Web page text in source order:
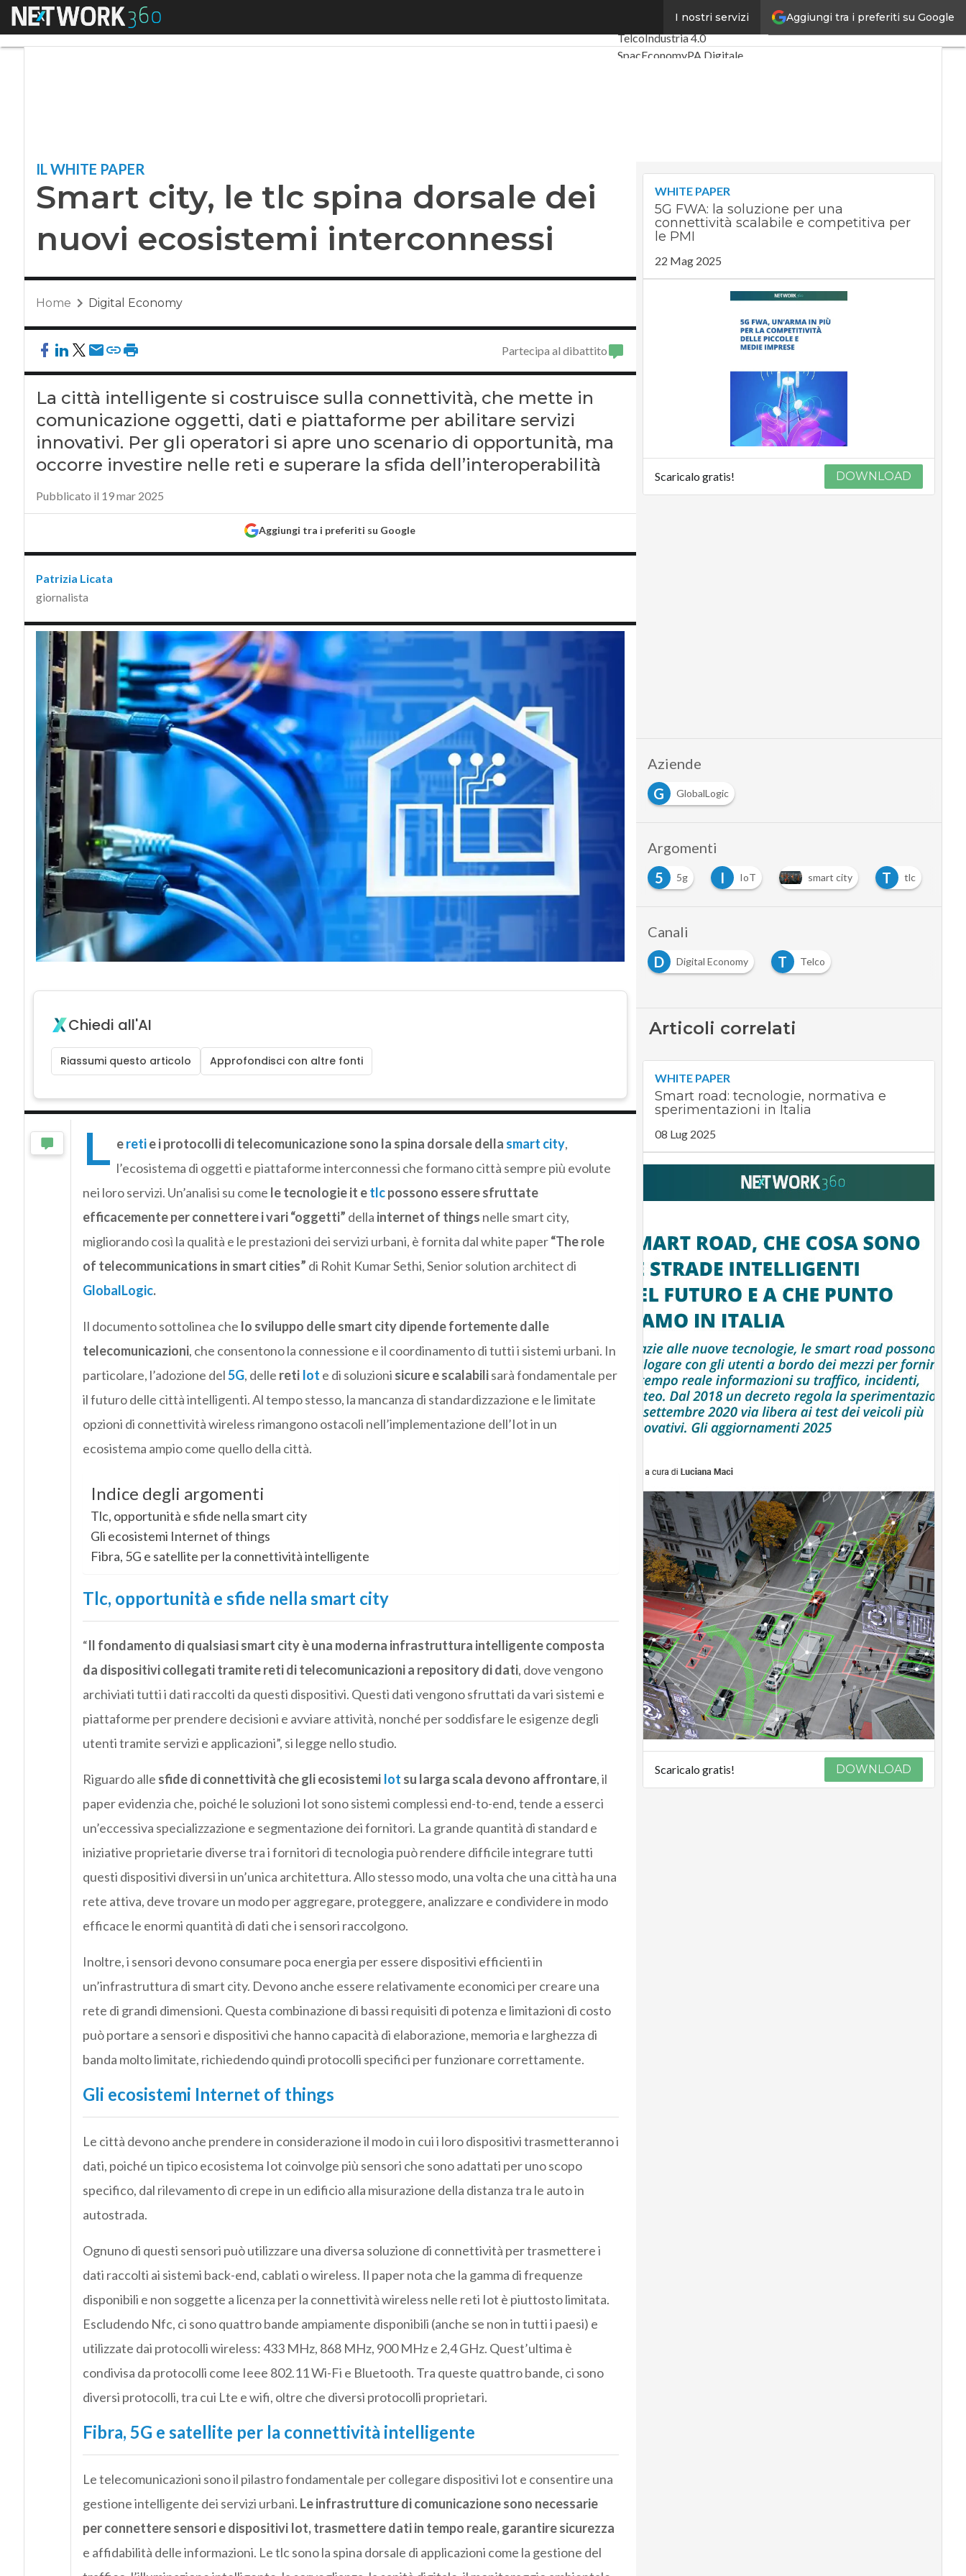
Aggiungi tra i preferiti su Google
I nostri servizi
Menu
Ultimi articoliDigital Economy
TelcoIndustria 4.0
SpacEconomyPA Digitale
IL WHITE PAPER
Smart city, le tlc spina dorsale dei
nuovi ecosistemi interconnessi
Home Digital Economy
Partecipa al dibattito
La città intelligente si costruisce sulla connettività, che mette in
comunicazione oggetti, dati e piattaforme per abilitare servizi
innovativi. Per gli operatori si apre uno scenario di opportunità, ma
occorre investire nelle reti e superare la sfida dell’interoperabilità
Pubblicato il 19 mar 2025
Aggiungi tra i preferiti su Google
Patrizia Licata
giornalista
Chiedi all'AI
Riassumi questo articolo Approfondisci con altre fonti
L eretie i protocolli di telecomunicazione sono la spina dorsale della smart city,
l’ecosistema di oggetti e piattaforme interconnessi che formano città sempre più evolute
nei loro servizi. Un’analisi su come le tecnologie it etlcpossono essere sfruttate
efficacemente per connettere i vari “oggetti” della internet of things nelle smart city,
migliorando così la qualità e le prestazioni dei servizi urbani, è fornita dal white paper“The role
of telecommunications in smart cities” di Rohit Kumar Sethi, Senior solution architect di
GlobalLogic.
Il documento sottolinea che lo sviluppo delle smart city dipende fortemente dalle
telecomunicazioni, che consentono la connessione e il coordinamento di tutti i sistemi urbani. In
particolare, l’adozione del5G, delle retiIot e di soluzioni sicure e scalabilisarà fondamentale per
il futuro delle città intelligenti. Al tempo stesso, la mancanza di standardizzazione e le limitate
opzioni di connettività wireless rimangono ostacoli nell’implementazione dell’Iot in un
ecosistema ampio come quello della città.
Indice degli argomenti
Tlc, opportunità e sfide nella smart city
Gli ecosistemi Internet of things
Fibra, 5G e satellite per la connettività intelligente
Tlc, opportunità e sfide nella smart city
“Il fondamento di qualsiasi smart city è una moderna infrastruttura intelligente composta
da dispositivi collegati tramite reti di telecomunicazioni a repository di dati, dove vengono
archiviati tutti i dati raccolti da questi dispositivi. Questi dati vengono sfruttati da vari sistemi e
piattaforme per prendere decisioni e avviare attività, nonché per soddisfare le esigenze degli
utenti tramite servizi e applicazioni”, si legge nello studio.
Riguardo alle sfide di connettività che gli ecosistemi Iot su larga scala devono affrontare, il
paper evidenzia che, poiché le soluzioni Iot sono sistemi complessi end-to-end, tende a esserci
un’eccessiva specializzazione e segmentazione dei fornitori. La grande quantità di standard e
iniziative proprietarie diverse tra i fornitori di tecnologia può rendere difficile integrare tutti
questi dispositivi diversi in un’unica architettura. Allo stesso modo, una volta che una città ha una
rete attiva, deve trovare un modo per aggregare, proteggere, analizzare e condividere in modo
efficace le enormi quantità di dati che i sensori raccolgono.
Inoltre, i sensori devono consumare poca energia per essere dispositivi efficienti in
un’infrastruttura di smart city. Devono anche essere relativamente economici per creare una
rete di grandi dimensioni. Questa combinazione di bassi requisiti di potenza e limitazioni di costo
può portare a sensori e dispositivi che hanno capacità di elaborazione, memoria e larghezza di
banda molto limitate, richiedendo quindi protocolli specifici per funzionare correttamente.
Gli ecosistemi Internet of things
Le città devono anche prendere in considerazione il modo in cui i loro dispositivi trasmetteranno i
dati, poiché un tipico ecosistema Iot coinvolge più sensori che sono adattati per uno scopo
specifico, dal rilevamento di crepe in un edificio alla misurazione della distanza tra le auto in
autostrada.
Ognuno di questi sensori può utilizzare una diversa soluzione di connettività per trasmettere i
dati raccolti ai sistemi back-end, cablati o wireless. Il paper nota che la gamma di frequenze
disponibili e non soggette a licenza per la connettività wireless nelle reti Iot è piuttosto limitata.
Escludendo Nfc, ci sono quattro bande ampiamente disponibili (anche se non in tutti i paesi) e
utilizzate dai protocolli wireless: 433 MHz, 868 MHz, 900 MHz e 2,4 GHz. Quest’ultima è
condivisa da protocolli come Ieee 802.11 Wi-Fi e Bluetooth. Tra queste quattro bande, ci sono
diversi protocolli, tra cui Lte e wifi, oltre che diversi protocolli proprietari.
Fibra, 5G e satellite per la connettività intelligente
Le telecomunicazioni sono il pilastro fondamentale per collegare dispositivi Iot e consentire una
gestione intelligente dei servizi urbani. Le infrastrutture di comunicazione sono necessarie
per connettere sensori e dispositivi Iot, trasmettere dati in tempo reale, garantire sicurezza
e affidabilità delle informazioni. Le tlc sono la spina dorsale di applicazioni come la gestione del
WHITE PAPER
5G FWA: la soluzione per una
connettività scalabile e competitiva per
le PMI
22 Mag 2025
Scaricalo gratis! DOWNLOAD
Aziende
G
GlobalLogic
Argomenti
5
5g I IoT smart city T tlc
Canali
D
Digital Economy T Telco
Articoli correlati
WHITE PAPER
Smart road: tecnologie, normativa e
sperimentazioni in Italia
08 Lug 2025
Scaricalo gratis! DOWNLOAD